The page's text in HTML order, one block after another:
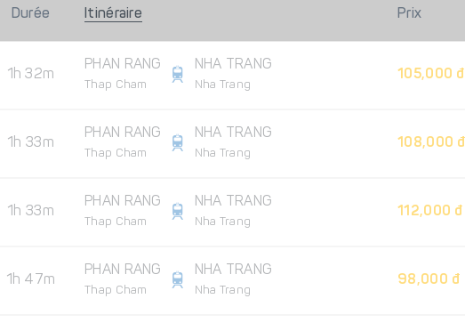
Durée Itinéraire Prix
1h 32m
PHAN RANG
Thap Cham
NHA TRANG
Nha Trang
105,000 đ
1h 33m
PHAN RANG
Thap Cham
NHA TRANG
Nha Trang
108,000 đ
1h 33m
PHAN RANG
Thap Cham
NHA TRANG
Nha Trang
112,000 đ
1h 47m
PHAN RANG
Thap Cham
NHA TRANG
Nha Trang
98,000 đ